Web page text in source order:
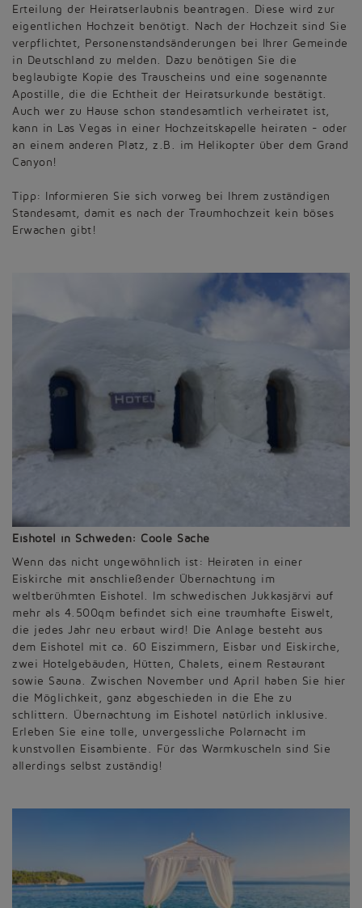
Erteilung der Heiratserlaubnis beantragen. Diese wird zur
eigentlichen Hochzeit benötigt. Nach der Hochzeit sind Sie
verpflichtet, Personenstandsänderungen bei Ihrer Gemeinde
in Deutschland zu melden. Dazu benötigen Sie die
beglaubigte Kopie des Trauscheins und eine sogenannte
Apostille, die die Echtheit der Heiratsurkunde bestätigt.
Auch wer zu Hause schon standesamtlich verheiratet ist,
kann in Las Vegas in einer Hochzeitskapelle heiraten - oder
an einem anderen Platz, z.B. im Helikopter über dem Grand
Canyon!
Tipp: Informieren Sie sich vorweg bei Ihrem zuständigen
Standesamt, damit es nach der Traumhochzeit kein böses
Erwachen gibt!
Eishotel in Schweden: Coole Sache
Wenn das nicht ungewöhnlich ist: Heiraten in einer
Eiskirche mit anschließender Übernachtung im
weltberühmten Eishotel. Im schwedischen Jukkasjärvi auf
mehr als 4.500qm befindet sich eine traumhafte Eiswelt,
die jedes Jahr neu erbaut wird! Die Anlage besteht aus
dem Eishotel mit ca. 60 Eiszimmern, Eisbar und Eiskirche,
zwei Hotelgebäuden, Hütten, Chalets, einem Restaurant
sowie Sauna. Zwischen November und April haben Sie hier
die Möglichkeit, ganz abgeschieden in die Ehe zu
schlittern. Übernachtung im Eishotel natürlich inklusive.
Erleben Sie eine tolle, unvergessliche Polarnacht im
kunstvollen Eisambiente. Für das Warmkuscheln sind Sie
allerdings selbst zuständig!